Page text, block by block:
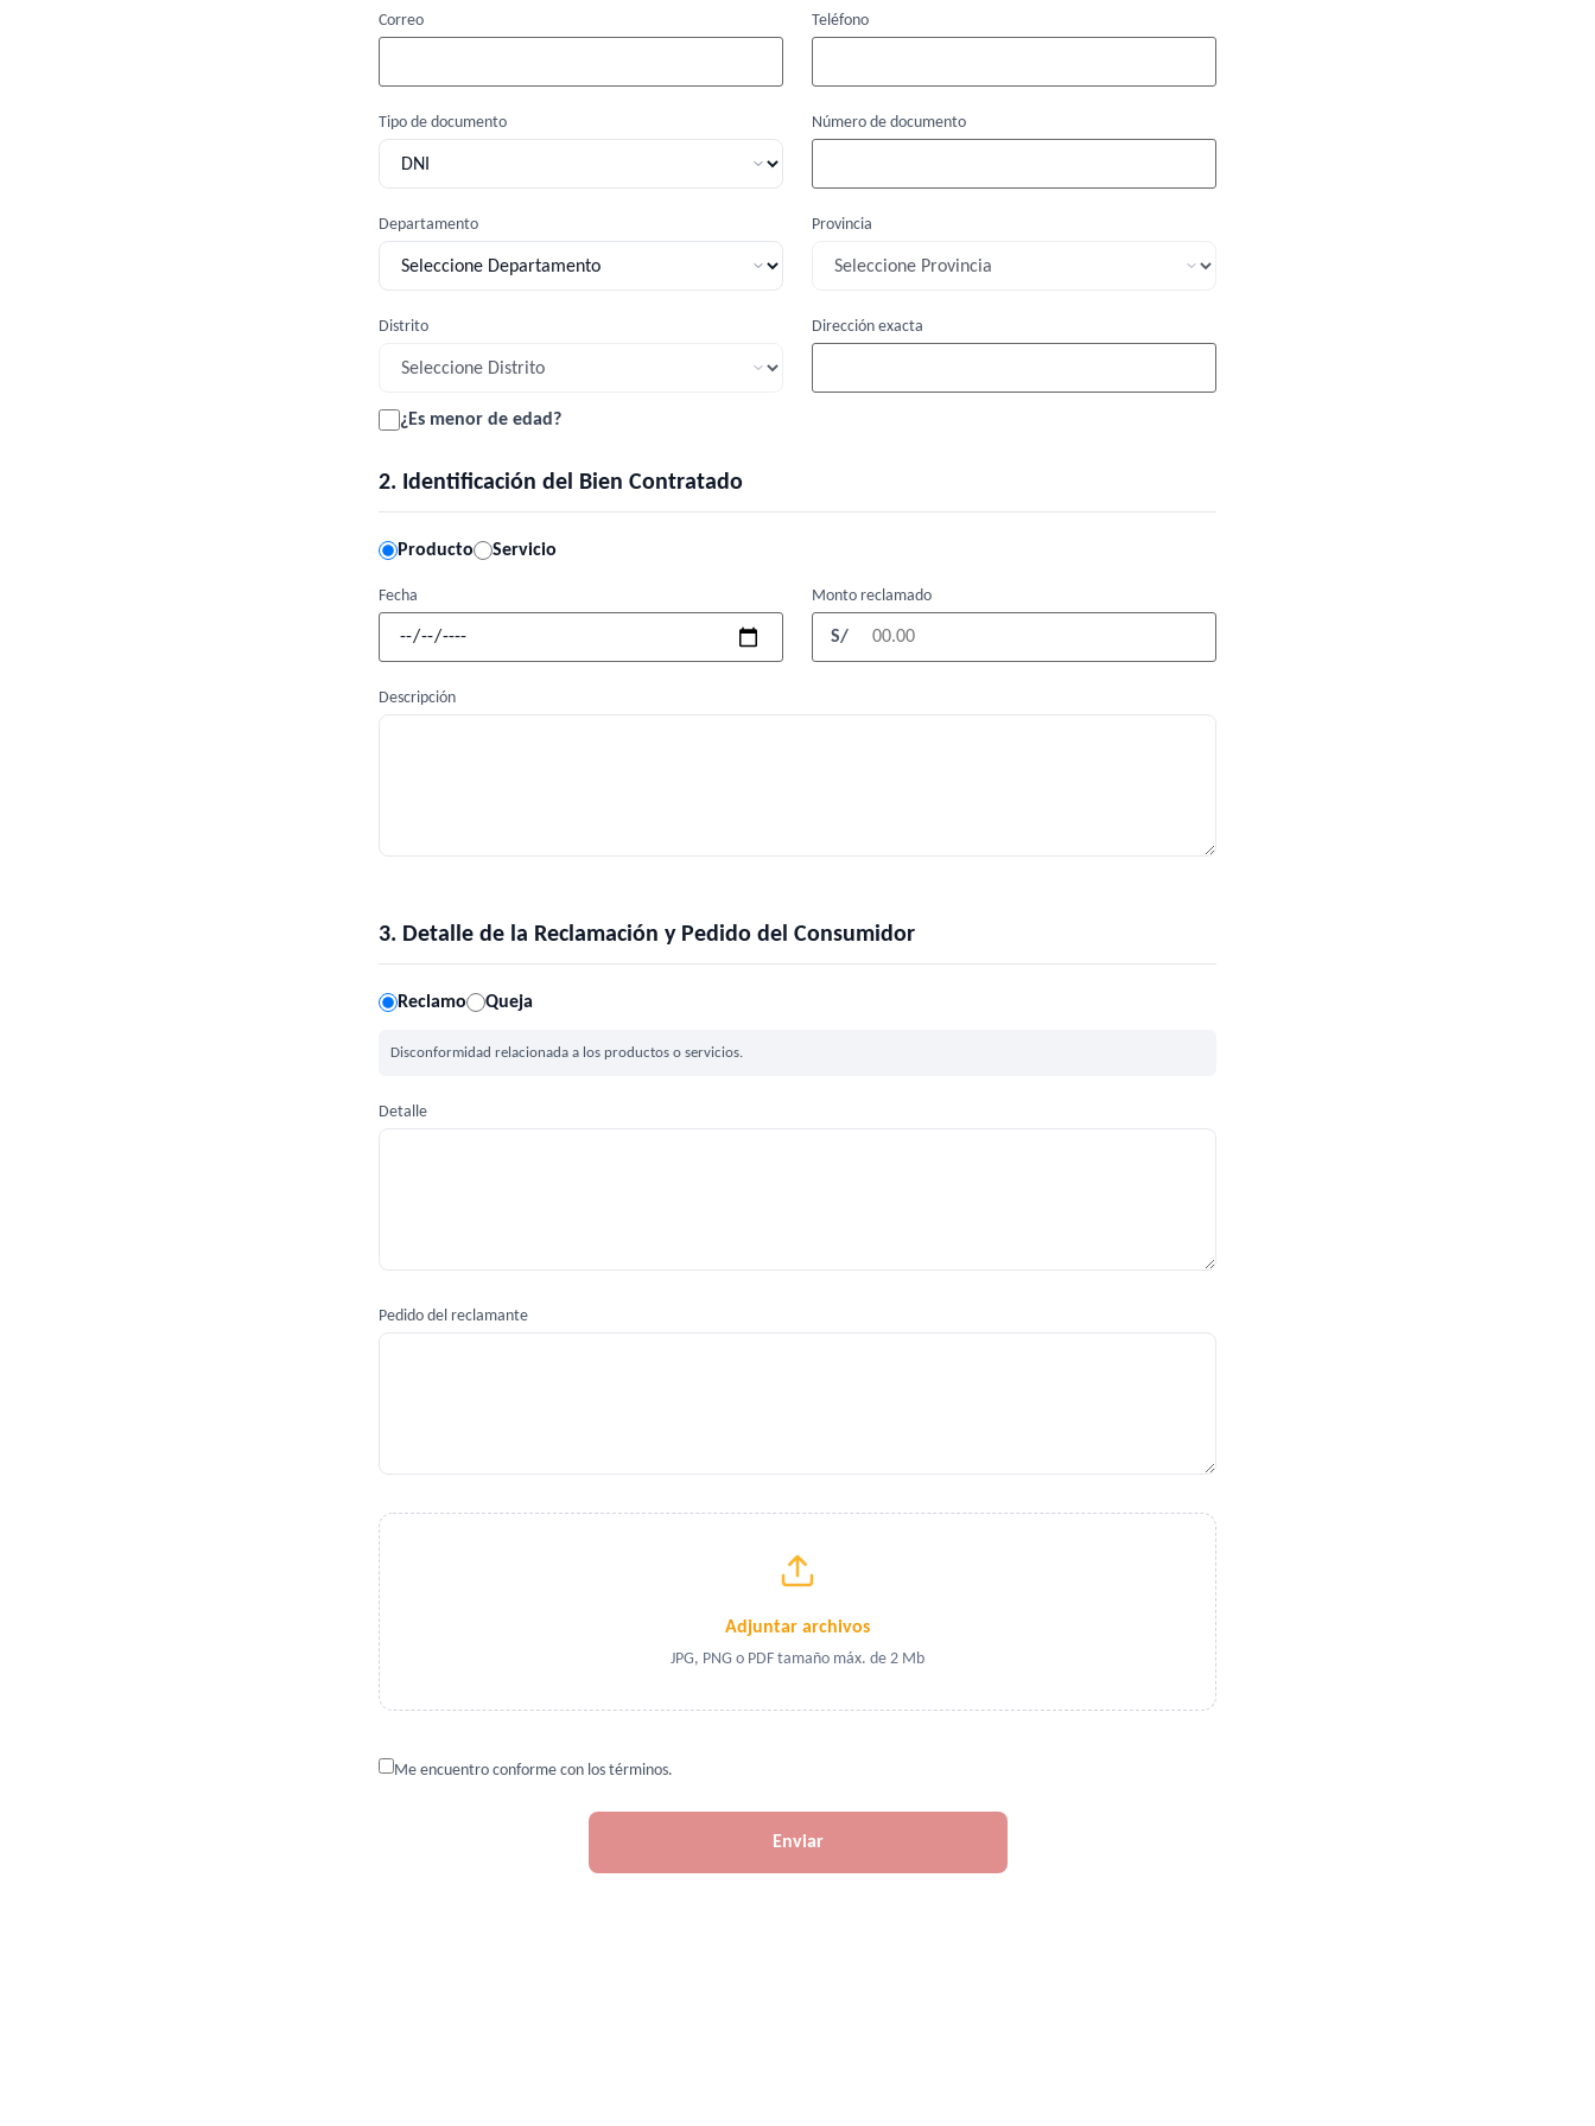
Correo Teléfono
Tipo de documento Número de documento
Departamento Provincia
Distrito Dirección exacta
¿Es menor de edad?
2. Identificación del Bien Contratado
Producto Servicio
Fecha Monto reclamado
S/
Descripción
3. Detalle de la Reclamación y Pedido del Consumidor
Reclamo Queja
Disconformidad relacionada a los productos o servicios.
Detalle
Pedido del reclamante
Adjuntar archivos
JPG, PNG o PDF tamaño máx. de 2 Mb
Me encuentro conforme con los términos.
Enviar